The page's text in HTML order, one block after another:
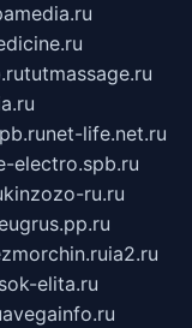
tutmassage.ru
net-life.net.ru
electro.spb.ru
kinzozo-ru.ru
ia2.ru
elita.ru
avegainfo.ru